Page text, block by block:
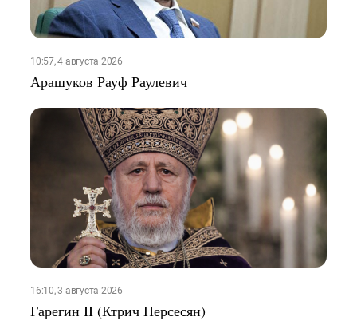
10:57, 4 августа 2026
Арашуков Рауф Раулевич
16:10, 3 августа 2026
Гарегин II (Ктрич Нерсесян)